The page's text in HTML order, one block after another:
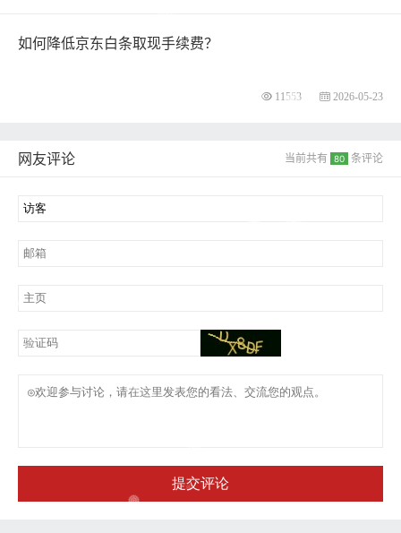
如何降低京东白条取现手续费？
11553 2026-05-23
网友评论 当前共有 80 条评论
提交评论